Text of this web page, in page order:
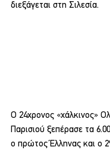
διεξάγεται στη Σιλεσία.
Ο 24χρονος «χάλκινος»
Παρισιού ξεπέρασε τα
ο πρώτος Έλληνας και ο